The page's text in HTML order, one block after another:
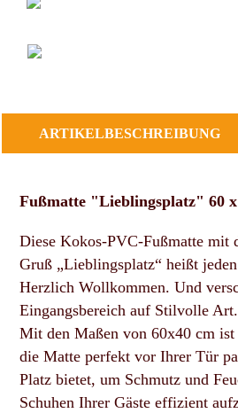
ARTIKELBESCHREIBUNG
Fußmatte "Lieblingsplatz" 60
Diese Kokos-PVC-Fußmatte mit
Gruß „Lieblingsplatz“ heißt
Herzlich Wollkommen. Und
Eingangsbereich auf Stilvolle Art.
Mit den Maßen von 60x40 cm ist
die Matte perfekt vor Ihrer Tür
Platz bietet, um Schmutz und
Schuhen Ihrer Gäste effizient